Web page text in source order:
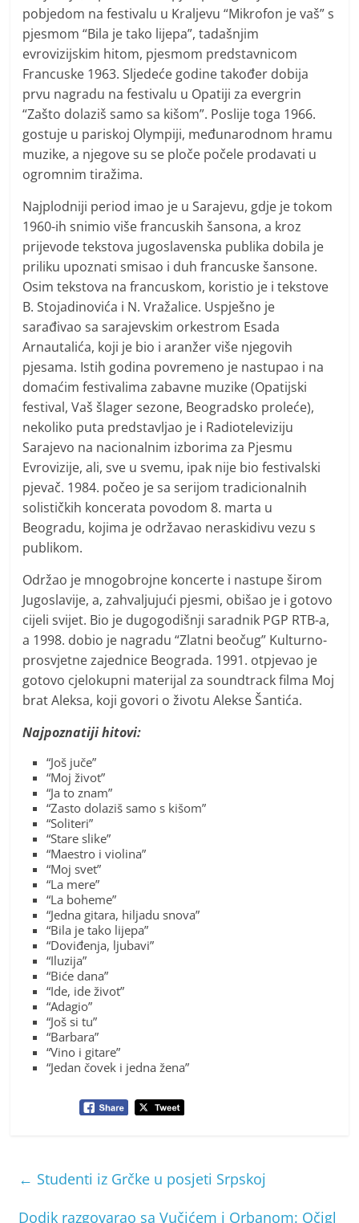
pobjedom na festivalu u Kraljevu “Mikrofon je vaš” s
pjesmom “Bila je tako lijepa”, tadašnjim
evrovizijskim hitom, pjesmom predstavnicom
Francuske 1963. Sljedeće godine također dobija
prvu nagradu na festivalu u Opatiji za evergrin
“Zašto dolaziš samo sa kišom”. Poslije toga 1966.
gostuje u pariskoj Olympiji, međunarodnom hramu
muzike, a njegove su se ploče počele prodavati u
ogromnim tiražima.
Najplodniji period imao je u Sarajevu, gdje je tokom
1960-ih snimio više francuskih šansona, a kroz
prijevode tekstova jugoslavenska publika dobila je
priliku upoznati smisao i duh francuske šansone.
Osim tekstova na francuskom, koristio je i tekstove
B. Stojadinovića i N. Vražalice. Uspješno je
sarađivao sa sarajevskim orkestrom Esada
Arnautalića, koji je bio i aranžer više njegovih
pjesama. Istih godina povremeno je nastupao i na
domaćim festivalima zabavne muzike (Opatijski
festival, Vaš šlager sezone, Beogradsko proleće),
nekoliko puta predstavljao je i Radioteleviziju
Sarajevo na nacionalnim izborima za Pjesmu
Evrovizije, ali, sve u svemu, ipak nije bio festivalski
pjevač. 1984. počeo je sa serijom tradicionalnih
solističkih koncerata povodom 8. marta u
Beogradu, kojima je održavao neraskidivu vezu s
publikom.
Održao je mnogobrojne koncerte i nastupe širom
Jugoslavije, a, zahvaljujući pjesmi, obišao je i gotovo
cijeli svijet. Bio je dugogodišnji saradnik PGP RTB-a,
a 1998. dobio je nagradu “Zlatni beočug” Kulturno-
prosvjetne zajednice Beograda. 1991. otpjevao je
gotovo cjelokupni materijal za soundtrack filma Moj
brat Aleksa, koji govori o životu Alekse Šantića.
Najpoznatiji hitovi:
“Još juče”
“Moj život”
“Ja to znam”
“Zasto dolaziš samo s kišom”
“Soliteri”
“Stare slike”
“Maestro i violina”
“Moj svet”
“La mere”
“La boheme”
“Jedna gitara, hiljadu snova”
“Bila je tako lijepa”
“Doviđenja, ljubavi”
“Iluzija”
“Biće dana”
“Ide, ide život”
“Adagio”
“Još si tu”
“Barbara”
“Vino i gitare”
“Jedan čovek i jedna žena”
← Studenti iz Grčke u posjeti Srpskoj
Dodik razgovarao sa Vučićem i Orbanom: Očigl